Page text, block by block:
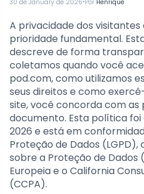
30 de January de 2026 Por Henrique
A privacidade dos visitantes
prioridade fundamental.
descreve de forma
coletamos quando você
pod.com, como utilizamos
seus direitos e como
site, você concorda com
documento. Esta política foi
2026 e está em
Proteção de Dados
sobre a Proteção de Dados
Europeia e o California
(CCPA).